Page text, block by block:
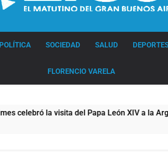
POLÍTICA SOCIEDAD SALUD
FLORENCIO VARELA
visita del Papa León XIV a la Argentina